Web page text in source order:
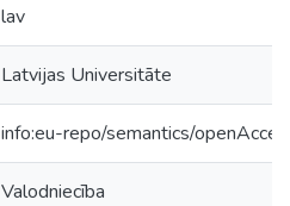
lav
Latvijas Universitāte
info:eu-repo/semantics/
Valodniecība